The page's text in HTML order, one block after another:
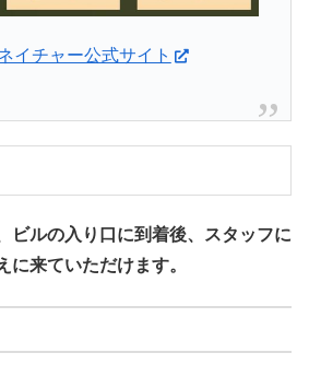
イチャー公式サイト
ビルの入り口に到着後、スタッフに
に来ていただけます。